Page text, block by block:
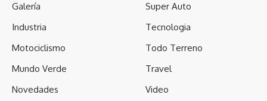
Galería
Industria
Motociclismo
Mundo Verde
Novedades
Super Auto
Tecnologia
Todo Terreno
Travel
Video